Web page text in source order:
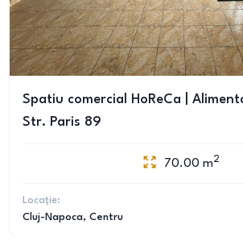
Spatiu comercial HoReCa |
Str. Paris 89
70.00 m2
Locație:
Cluj-Napoca, Centru